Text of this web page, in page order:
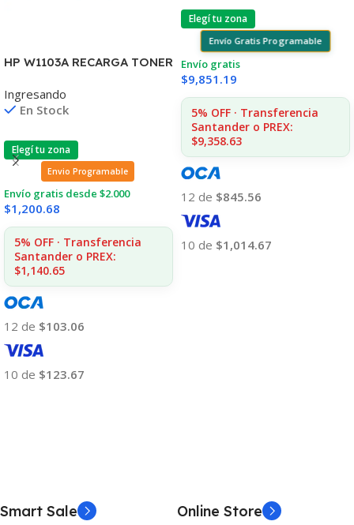
HP W1103A RECARGA TONER
1000/1001/1020/1200 (B)
Ingresando
En Stock
Elegí tu zona
Envio Programable
Envío gratis desde $2.000
$1,200.68
5% OFF · Transferencia
Santander o PREX:
$1,140.65
12 de $103.06
10 de $123.67
Elegí tu zona
Envío Gratis Programable
Envío gratis
$9,851.19
5% OFF · Transferencia
Santander o PREX:
$9,358.63
12 de $845.56
10 de $1,014.67
Smart Sale Online Store